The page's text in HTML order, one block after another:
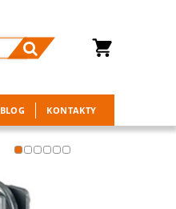
BLOG KONTAKTY